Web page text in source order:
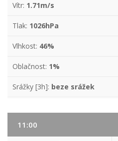
Vítr: 1.71m/s
Tlak: 1026hPa
Vlhkost: 46%
Oblačnost: 1%
Srážky [3h]: beze srážek
11:00